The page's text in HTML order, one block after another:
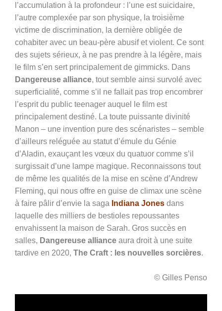
l’accumulation à la profondeur : l’une est suicidaire,
l’autre complexée par son physique, la troisième
victime de discrimination, la dernière obligée de
cohabiter avec un beau-père abusif et violent. Ce sont
des sujets sérieux, à ne pas prendre à la légère, mais
le film s’en sert principalement de gimmicks. Dans
Dangereuse alliance, tout semble ainsi survolé avec
superficialité, comme s’il ne fallait pas trop encombrer
l’esprit du public teenager auquel le film est
principalement destiné. La toute puissante divinité
Manon – une invention pure des scénaristes – semble
d’ailleurs reléguée au statut d’émule du Génie
d’Aladin, exauçant les vœux du quatuor comme s’il
surgissait d’une lampe magique. Reconnaissons tout
de même les qualités de la mise en scène d’Andrew
Fleming, qui nous offre en guise de climax une scène
à faire pâlir d’envie la saga Indiana Jones dans
laquelle des milliers de bestioles repoussantes
envahissent la maison de Sarah. Gros succès en
salles, Dangereuse alliance aura droit à une suite
tardive en 2020, The Craft : les nouvelles sorcières.
© Gilles Penso